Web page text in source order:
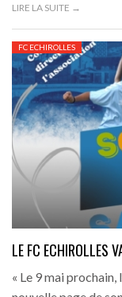
LIRE LA SUITE →
FC ECHIROLLES
LE FC ECHIROLLES
« Le 9 mai